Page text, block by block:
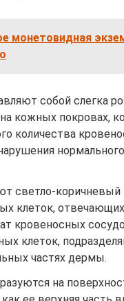
монетовидная
собой слегка
кожных покровах,
количества
светло-коричневый
клеток,
кровеносных
клеток,
частях дермы.
на